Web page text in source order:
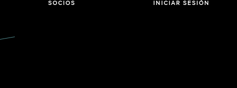
SOCIOS INICIAR SESIÓN